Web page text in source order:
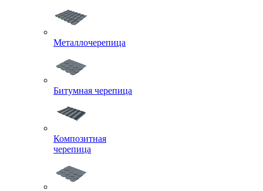
Металлочерепица
Битумная черепица
Композитная
черепица